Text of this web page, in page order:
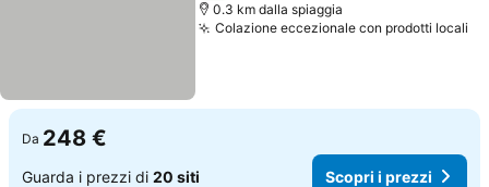
0.3 km dalla spiaggia
Colazione eccezionale con prodotti locali
Da 248 €
Guarda i prezzi di 20 siti Scopri i prezzi